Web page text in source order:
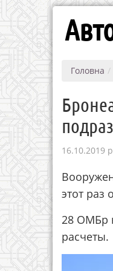
Головна
16.10.2019
этот раз
28 ОМБр
расчеты.